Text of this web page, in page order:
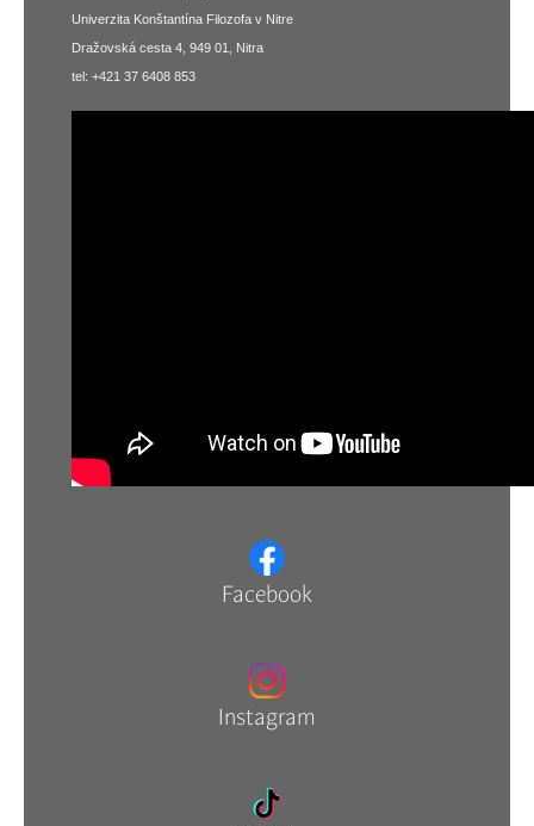
Univerzita Konštantína Filozofa v Nitre
Dražovská cesta 4, 949 01, Nitra
tel: +421 37 6408 853
Facebook
Instagram